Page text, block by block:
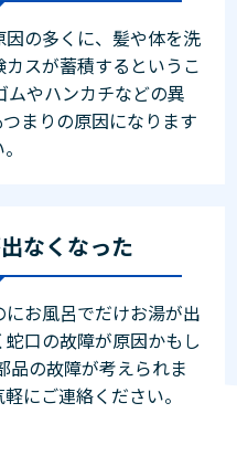
の多くに、髪や体を洗
スが蓄積するというこ
ムやハンカチなどの異
まりの原因になります
なくなった
お風呂でだけお湯が出
口の故障が原因かもし
品の故障が考えられま
にご連絡ください。